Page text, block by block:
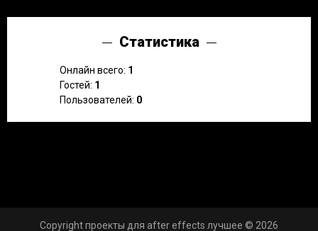
Статистика
Онлайн всего: 1
Гостей: 1
Пользователей: 0
Copyright проекты для after effects лучшее © 2026